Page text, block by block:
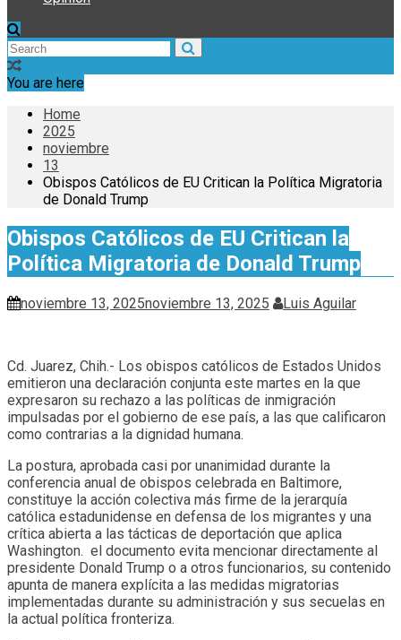
You are here
Home
2025
noviembre
13
Obispos Católicos de EU Critican la Política Migratoria
de Donald Trump
Obispos Católicos de EU Critican la
Política Migratoria de Donald Trump
noviembre 13, 2025noviembre 13, 2025 Luis Aguilar
Cd. Juarez, Chih.- Los obispos católicos de Estados Unidos
emitieron una declaración conjunta este martes en la que
expresaron su rechazo a las políticas de inmigración
impulsadas por el gobierno de ese país, a las que calificaron
como contrarias a la dignidad humana.
La postura, aprobada casi por unanimidad durante la
conferencia anual de obispos celebrada en Baltimore,
constituye la acción colectiva más firme de la jerarquía
católica estadunidense en defensa de los migrantes y una
crítica abierta a las tácticas de deportación que aplica
Washington. el documento evita mencionar directamente al
presidente Donald Trump o a otros funcionarios, su contenido
apunta de manera explícita a las medidas migratorias
implementadas durante su administración y sus secuelas en
la actual política fronteriza.